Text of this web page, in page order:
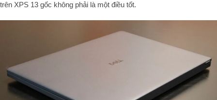
trên XPS 13 gốc không phải là một điều tốt.